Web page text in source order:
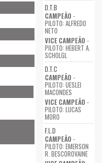
D.T.B
CAMPEÃO -
PILOTO: ALFREDO
NETO
VICE CAMPEÃO -
PILOTO: HEBERT A.
SCHOLGL
D.T.C
CAMPEÃO -
PILOTO: UESLEI
MACONDES
VICE CAMPEÃO -
PILOTO: LUCAS
MORO
F.L.D
CAMPEÃO -
PILOTO: EMERSON
R. BESCOROVAINE